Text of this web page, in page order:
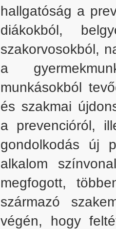
hallgatóság a
diákokból,
szakorvosokból,
a
munkásokból
és szakmai
a prevencióról,
gondolkodás új
alkalom
megfogott,
származó
végén, hogy